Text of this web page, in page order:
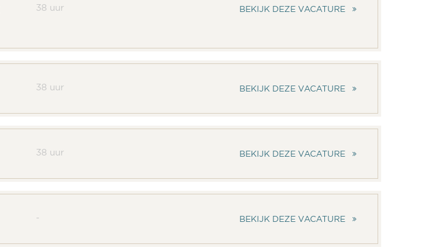
38 uur BEKIJK DEZE VACATURE
38 uur BEKIJK DEZE VACATURE
38 uur BEKIJK DEZE VACATURE
- BEKIJK DEZE VACATURE